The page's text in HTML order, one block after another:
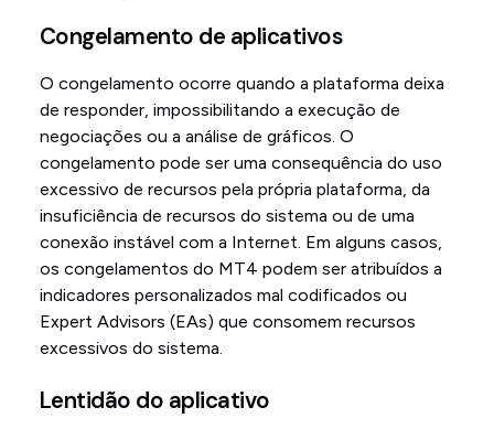
Congelamento de aplicativos
O congelamento ocorre quando a plataforma deixa
de responder, impossibilitando a execução de
negociações ou a análise de gráficos. O
congelamento pode ser uma consequência do uso
excessivo de recursos pela própria plataforma, da
insuficiência de recursos do sistema ou de uma
conexão instável com a Internet. Em alguns casos,
os congelamentos do MT4 podem ser atribuídos a
indicadores personalizados mal codificados ou
Expert Advisors (EAs) que consomem recursos
excessivos do sistema.
Lentidão do aplicativo